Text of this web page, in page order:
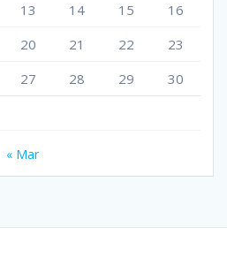
13 14 15
16
20 21 22
23
27 28 29
30
« Mar